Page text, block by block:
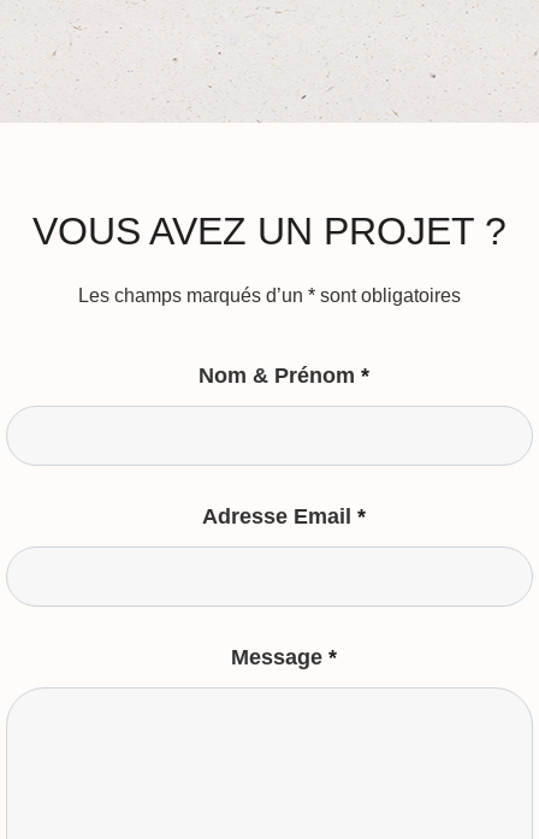
VOUS AVEZ UN PROJET ?
Les champs marqués d’un * sont obligatoires
Nom & Prénom *
Adresse Email *
Message *